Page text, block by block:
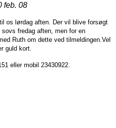
feb. 08
os lørdag aften. Der vil blive forsøgt
fredag aften, men for en
Ruth om dette ved tilmeldingen. Vel
guld kort.
eller mobil 23430922.